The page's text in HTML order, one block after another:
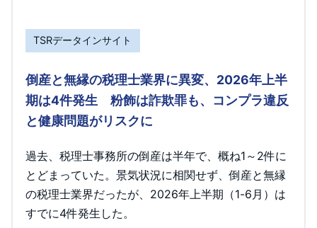
TSRデータインサイト
倒産と無縁の税理士業界に異変、2026年上半
期は4件発生 粉飾は詐欺罪も、コンプラ違反
と健康問題がリスクに
過去、税理士事務所の倒産は半年で、概ね1～2件に
とどまっていた。景気状況に相関せず、倒産と無縁
の税理士業界だったが、2026年上半期（1-6月）は
すでに4件発生した。